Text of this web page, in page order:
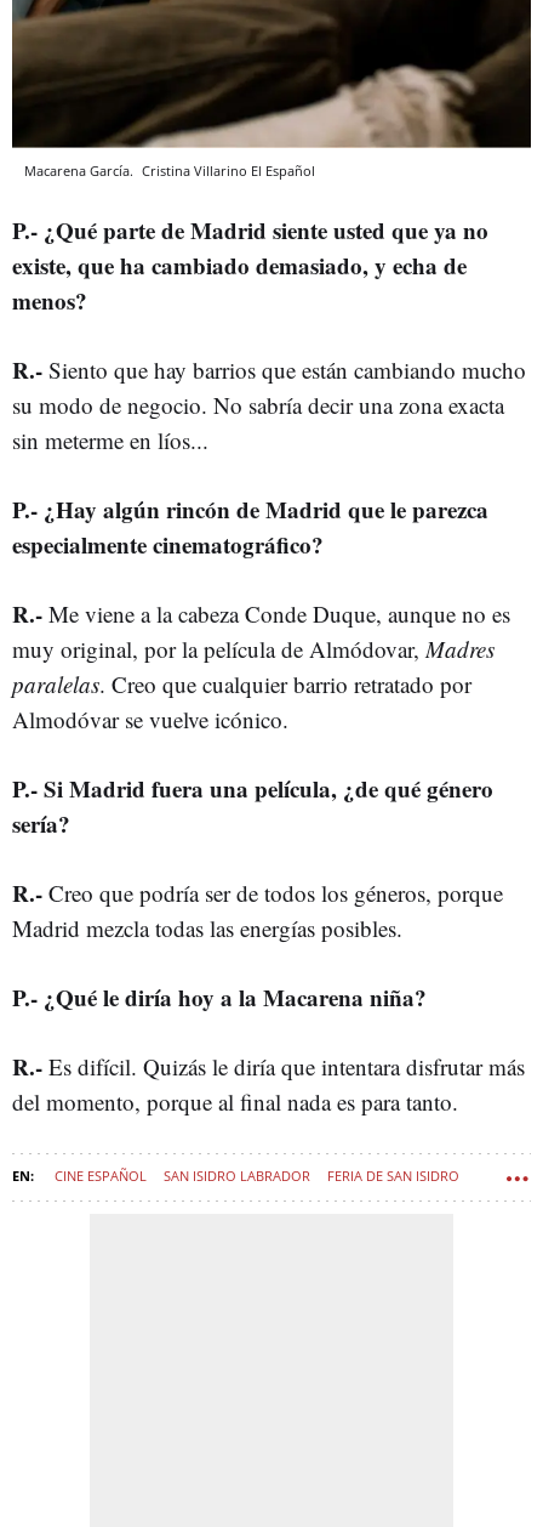
Macarena García. Cristina Villarino El Español
P.- ¿Qué parte de Madrid siente usted que ya no
existe, que ha cambiado demasiado, y echa de
menos?
R.- Siento que hay barrios que están cambiando mucho
su modo de negocio. No sabría decir una zona exacta
sin meterme en líos...
P.- ¿Hay algún rincón de Madrid que le parezca
especialmente cinematográfico?
R.- Me viene a la cabeza Conde Duque, aunque no es
muy original, por la película de Almódovar,Madres
paralelas. Creo que cualquier barrio retratado por
Almodóvar se vuelve icónico.
P.-Si Madrid fuera una película, ¿de qué género
sería?
R.- Creo que podría ser de todos los géneros, porque
Madrid mezcla todas las energías posibles.
P.- ¿Qué le diría hoy a la Macarena niña?
R.- Es difícil. Quizás le diría que intentara disfrutar más
del momento, porque al final nada es para tanto.
CINE ESPAÑOL SAN ISIDRO LABRADOR FERIA DE SAN ISIDRO